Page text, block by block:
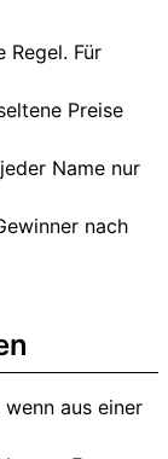
Regel. Für
Preise
Name nur
nach
aus einer